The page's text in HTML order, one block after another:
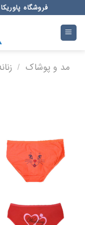
to
content
فروشگاه
مد و پوشاک /